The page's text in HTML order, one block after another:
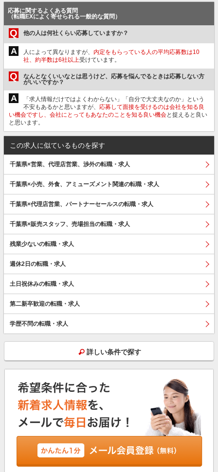
応募に関するよくある質問
（転職EXによく寄せられる一般的な質問）
Q 他の人は何社くらい応募していますか？
A 人によって異なりますが、 内定をもらっている人の平均応募数は10
社、約半数は6社以上受けています。
Q
なんとなくいいなとは思うけど、応募を悩んでるときは応募しない方
がいいですか？
A
「求人情報だけではよくわからない」「自分で大丈夫なのか」という
不安もあるかと思いますが、 応募して面接を受けるのは会社を知る良
い機会ですし、会社にとってもあなたのことを知る良い機会と捉えると良い
と思います。
この求人に似ているものを探す
千葉県×営業、代理店営業、渉外の転職・求人
千葉県×小売、外食、アミューズメント関連の転職・求人
千葉県×代理店営業、パートナーセールスの転職・求人
千葉県×販売スタッフ、売場担当の転職・求人
残業少ないの転職・求人
週休2日の転職・求人
土日祝休みの転職・求人
第二新卒歓迎の転職・求人
学歴不問の転職・求人
詳しい条件で探す